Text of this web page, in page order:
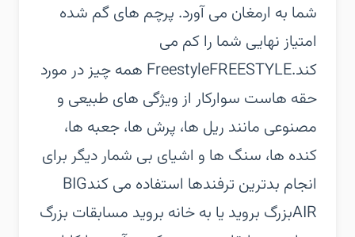
شما به ارمغان می آورد. پرچم های گم شده
امتیاز نهایی شما را کم می
کند.‏FREESTYLE‏Freestyle همه چیز در مورد
حقه هاست سوارکار از ویژگی های طبیعی و
مصنوعی مانند ریل ها، پرش ها، جعبه ها،
کنده ها، سنگ ها و اشیای بی شمار دیگر برای
انجام بدترین ترفندها استفاده می کند‏BIG
AIR‏بزرگ بروید یا به خانه بروید مسابقات بزرگ